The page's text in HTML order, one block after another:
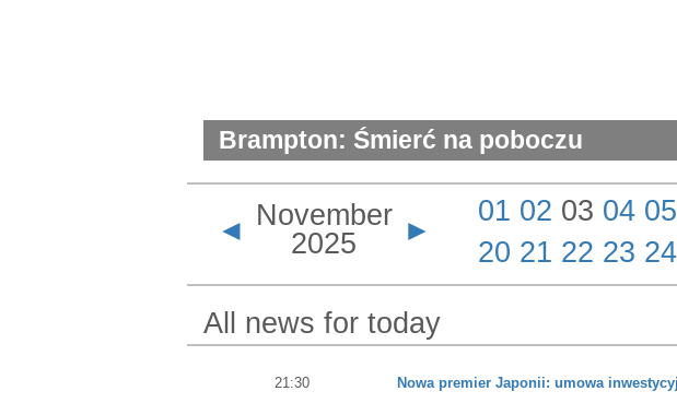
Brampton: Śmierć na poboczu
autostrady. Policja bada okoliczności
◄ November
2025
►
01 02 03 04 05
20 21 22 23 24
All news for today
21:30 Nowa premier Japonii: umowa